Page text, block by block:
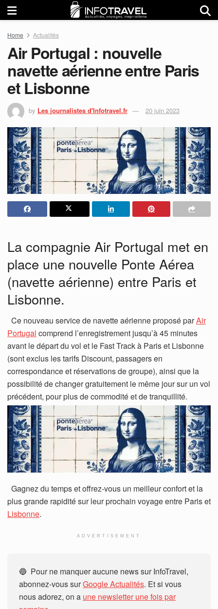
Home Actualités
Air Portugal : nouvelle
navette aérienne entre Paris
et Lisbonne
by Les journalistes d'Infotravel.fr 20 juin 2023
La compagnie Air Portugal met en
place une nouvelle Ponte Aérea
(navette aérienne) entre Paris et
Lisbonne.
Ce nouveau service de navette aérienne proposé parAir
Portugal comprend l’enregistrement jusqu’à 45 minutes
avant le départ du vol et le Fast Track à Paris et Lisbonne
(sont exclus les tarifs Discount, passagers en
correspondance et réservations de groupe), ainsi que la
possibilité de changer gratuitement le même jour sur un vol
précédent, pour plus de commodité et de tranquillité.
Gagnez du temps et offrez-vous un meilleur confort et la
plus grande rapidité sur leur prochain voyage entre Paris et
Lisbonne.
ADVERTISEMENT
🔵 Pour ne manquer aucune news sur InfoTravel,
abonnez-vous surGoogle Actualités. Et si vous
nous adorez, on a une newsletter une fois par